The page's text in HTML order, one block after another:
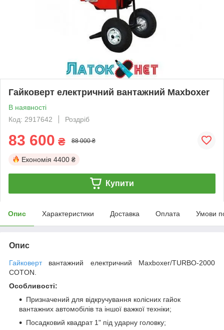
Гайковерт електричний вантажний Maxboxer
В наявності
Код: 2917642
Роздріб
83 600 ₴ 88 000 ₴
Економія 4400 ₴
Купити
Опис Характеристики Доставка Оплата Умови
Опис
Гайковертвантажний електричний Maxboxer/TURBO-2000
COTON.
Особливості:
Призначений для відкручування колісних гайок
вантажних автомобілів та іншої важкої техніки;
Посадковий квадрат 1" під ударну головку;